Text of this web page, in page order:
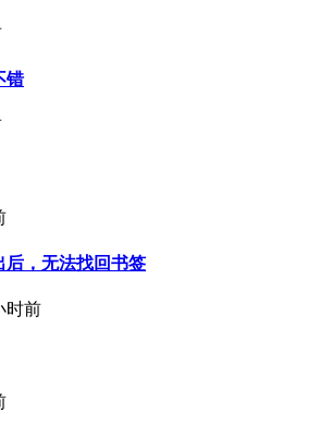
错
后，无法找回书签
时前